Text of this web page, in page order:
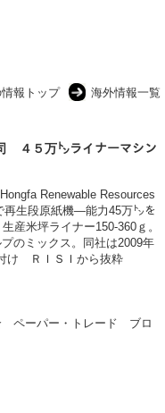
報トップ
海外情報一覧
４５万㌧ライナーマシン
Renewable Resources
再生段原紙機―能力45万㌧を
産米坪ライナー150-360ｇ。
のミックス。同社は2009年
け ＲＩＳＩから抜粋
ペーパー・トレード ブロ